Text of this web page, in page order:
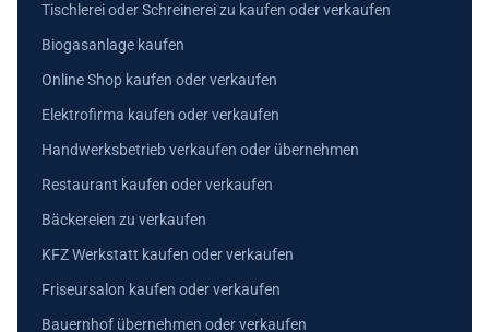
Tischlerei oder Schreinerei zu kaufen oder verkaufen
Biogasanlage kaufen
Online Shop kaufen oder verkaufen
Elektrofirma kaufen oder verkaufen
Handwerksbetrieb verkaufen oder übernehmen
Restaurant kaufen oder verkaufen
Bäckereien zu verkaufen
KFZ Werkstatt kaufen oder verkaufen
Friseursalon kaufen oder verkaufen
Bauernhof übernehmen oder verkaufen